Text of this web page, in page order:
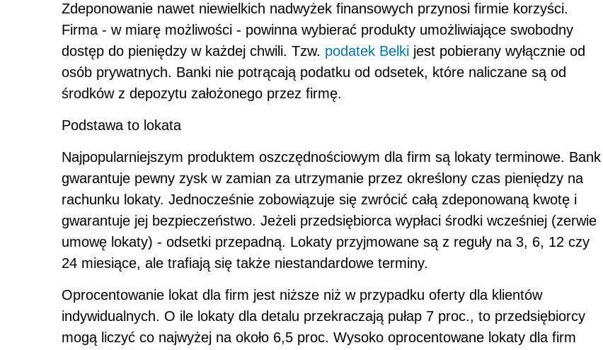
Zdeponowanie nawet niewielkich nadwyżek finansowych przynosi firmie korzyści.
Firma - w miarę możliwości - powinna wybierać produkty umożliwiające swobodny
dostęp do pieniędzy w każdej chwili. Tzw. podatek Belki jest pobierany wyłącznie od
osób prywatnych. Banki nie potrącają podatku od odsetek, które naliczane są od
środków z depozytu założonego przez firmę.
Podstawa to lokata
Najpopularniejszym produktem oszczędnościowym dla firm są lokaty terminowe. Bank
gwarantuje pewny zysk w zamian za utrzymanie przez określony czas pieniędzy na
rachunku lokaty. Jednocześnie zobowiązuje się zwrócić całą zdeponowaną kwotę i
gwarantuje jej bezpieczeństwo. Jeżeli przedsiębiorca wypłaci środki wcześniej (zerwie
umowę lokaty) - odsetki przepadną. Lokaty przyjmowane są z reguły na 3, 6, 12 czy
24 miesiące, ale trafiają się także niestandardowe terminy.
Oprocentowanie lokat dla firm jest niższe niż w przypadku oferty dla klientów
indywidualnych. O ile lokaty dla detalu przekraczają pułap 7 proc., to przedsiębiorcy
mogą liczyć co najwyżej na około 6,5 proc. Wysoko oprocentowane lokaty dla firm